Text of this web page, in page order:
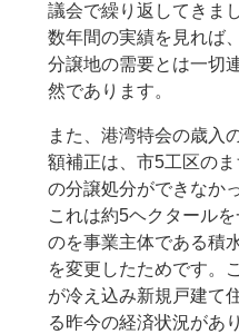
議会で繰り返してきま
数年間の実績を見れば
分譲地の需要とは一切
然であります。
また、港湾特会の歳入
額補正は、市5工区の
の分譲処分ができなか
これは約5ヘクタール
のを事業主体である積
を変更したためです。
が冷え込み新規戸建て
る昨今の経済状況があ